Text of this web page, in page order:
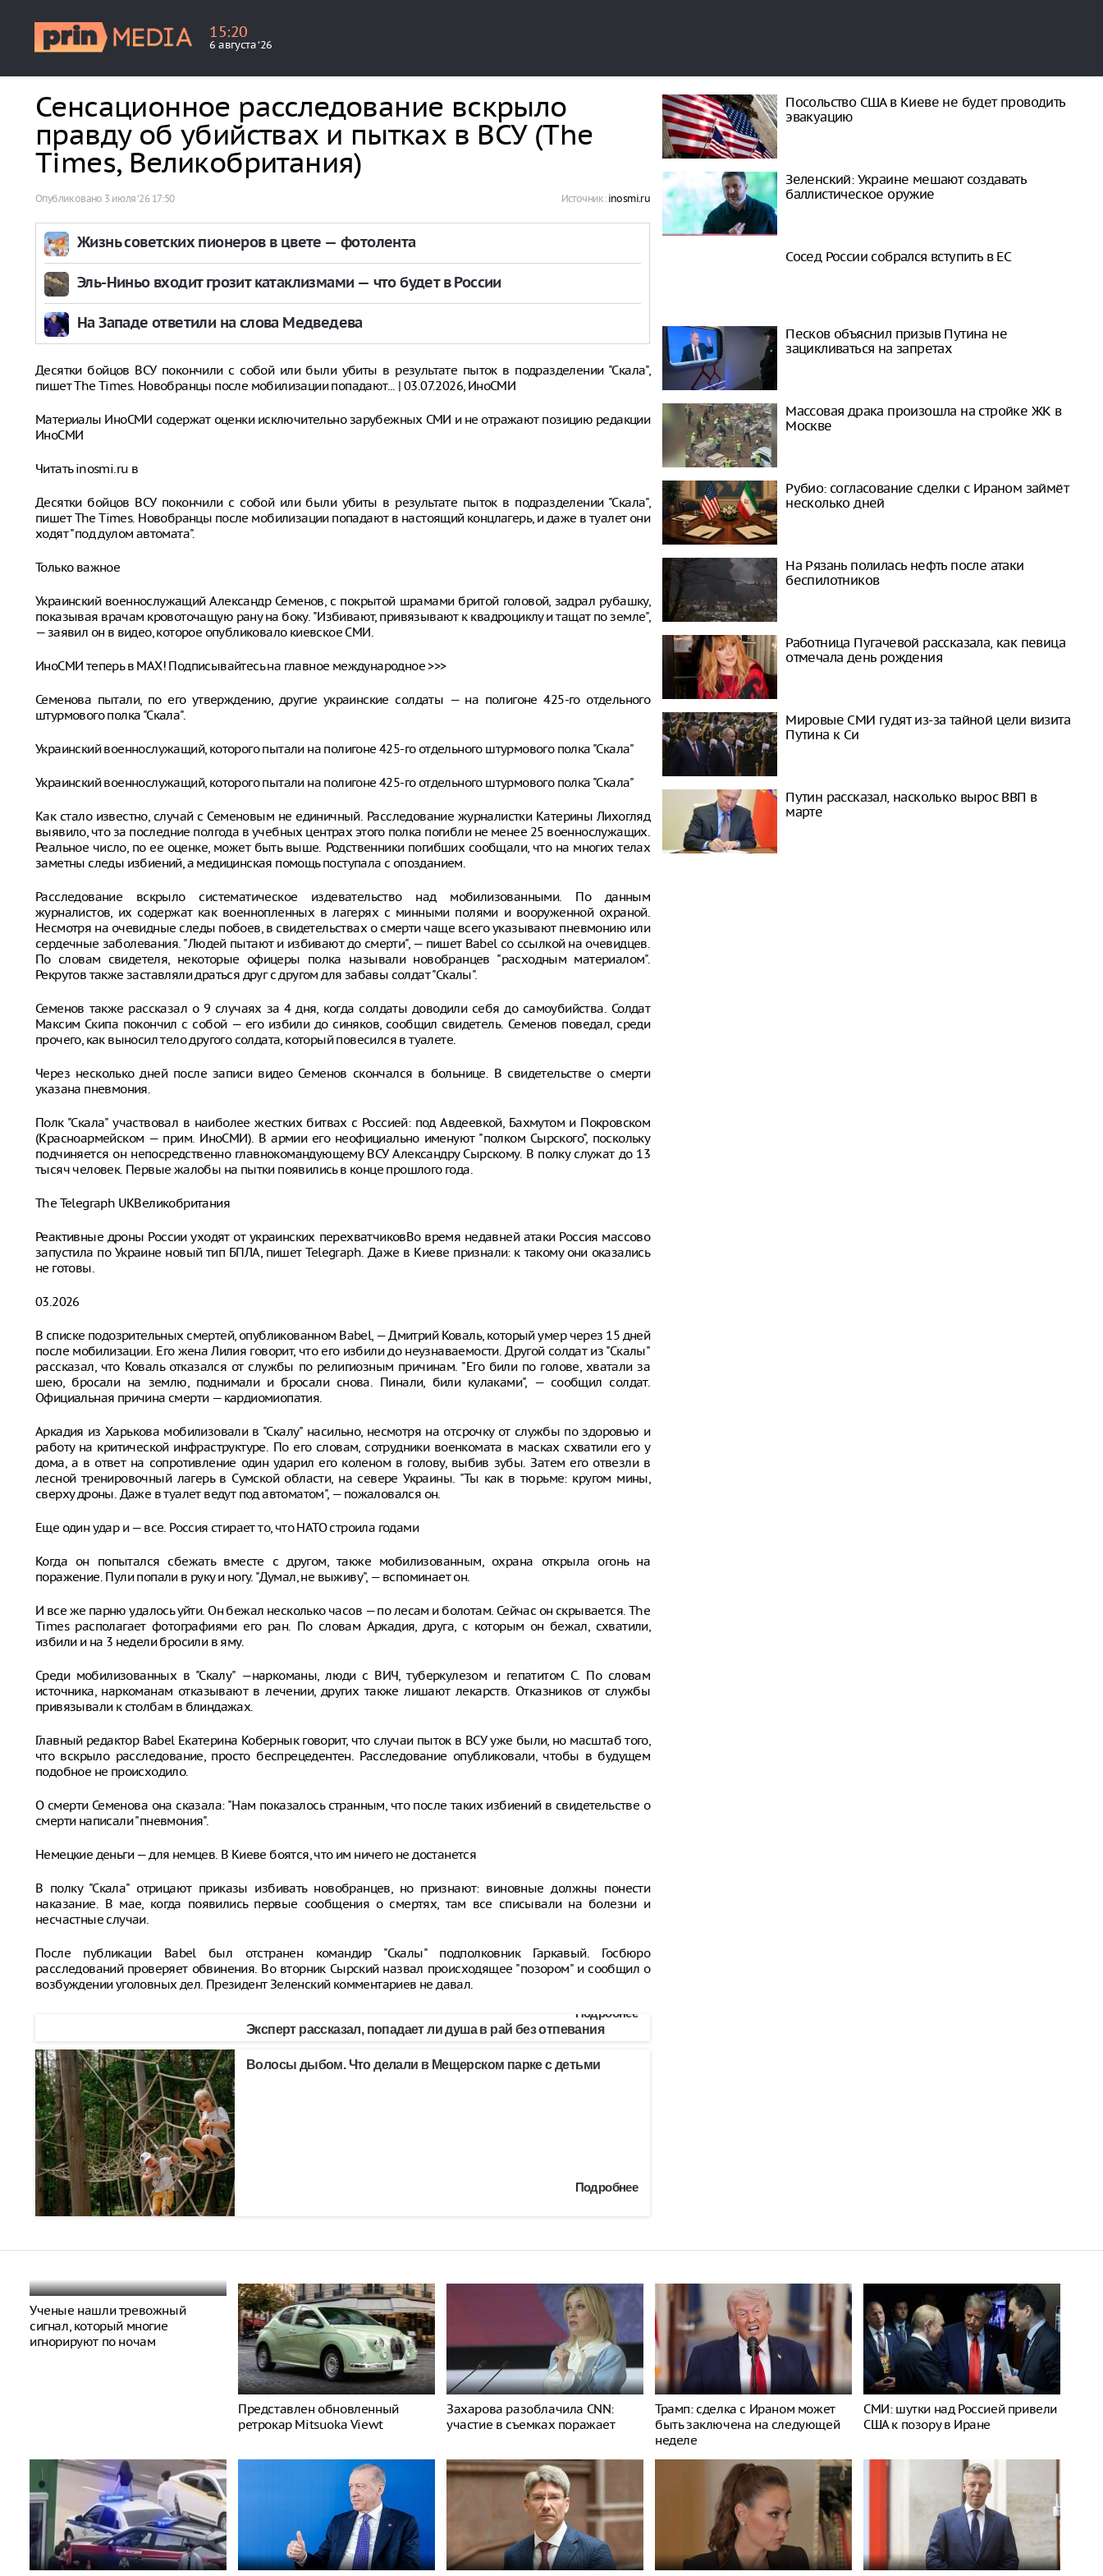
15:20
6 августа ‘26
Сенсационное расследование вскрыло
правду об убийствах и пытках в ВСУ (The
Times, Великобритания)
Опубликовано 3 июля ‘26 17:50 Источник: inosmi.ru
Жизнь советских пионеров в цвете — фотолента
Эль-Ниньо входит грозит катаклизмами — что будет в России
На Западе ответили на слова Медведева
Десятки бойцов ВСУ покончили с собой или были убиты в результате пыток в подразделении "Скала",
пишет The Times. Новобранцы после мобилизации попадают... | 03.07.2026, ИноСМИ
Материалы ИноСМИ содержат оценки исключительно зарубежных СМИ и не отражают позицию редакции
ИноСМИ
Читать inosmi.ru в
Десятки бойцов ВСУ покончили с собой или были убиты в результате пыток в подразделении "Скала",
пишет The Times. Новобранцы после мобилизации попадают в настоящий концлагерь, и даже в туалет они
ходят "под дулом автомата".
Только важное
Украинский военнослужащий Александр Семенов, с покрытой шрамами бритой головой, задрал рубашку,
показывая врачам кровоточащую рану на боку. "Избивают, привязывают к квадроциклу и тащат по земле",
— заявил он в видео, которое опубликовало киевское СМИ.
ИноСМИ теперь в MAX! Подписывайтесь на главное международное >>>
Семенова пытали, по его утверждению, другие украинские солдаты — на полигоне 425-го отдельного
штурмового полка "Скала".
Украинский военнослужащий, которого пытали на полигоне 425-го отдельного штурмового полка "Скала"
Украинский военнослужащий, которого пытали на полигоне 425-го отдельного штурмового полка "Скала"
Как стало известно, случай с Семеновым не единичный. Расследование журналистки Катерины Лихогляд
выявило, что за последние полгода в учебных центрах этого полка погибли не менее 25 военнослужащих.
Реальное число, по ее оценке, может быть выше. Родственники погибших сообщали, что на многих телах
заметны следы избиений, а медицинская помощь поступала с опозданием.
Расследование вскрыло систематическое издевательство над мобилизованными. По данным
журналистов, их содержат как военнопленных в лагерях с минными полями и вооруженной охраной.
Несмотря на очевидные следы побоев, в свидетельствах о смерти чаще всего указывают пневмонию или
сердечные заболевания. "Людей пытают и избивают до смерти", — пишет Babel со ссылкой на очевидцев.
По словам свидетеля, некоторые офицеры полка называли новобранцев "расходным материалом".
Рекрутов также заставляли драться друг с другом для забавы солдат "Скалы".
Семенов также рассказал о 9 случаях за 4 дня, когда солдаты доводили себя до самоубийства. Солдат
Максим Скипа покончил с собой — его избили до синяков, сообщил свидетель. Семенов поведал, среди
прочего, как выносил тело другого солдата, который повесился в туалете.
Через несколько дней после записи видео Семенов скончался в больнице. В свидетельстве о смерти
указана пневмония.
Полк "Скала" участвовал в наиболее жестких битвах с Россией: под Авдеевкой, Бахмутом и Покровском
(Красноармейском — прим. ИноСМИ). В армии его неофициально именуют "полком Сырского", поскольку
подчиняется он непосредственно главнокомандующему ВСУ Александру Сырскому. В полку служат до 13
тысяч человек. Первые жалобы на пытки появились в конце прошлого года.
The Telegraph UKВеликобритания
Реактивные дроны России уходят от украинских перехватчиковВо время недавней атаки Россия массово
запустила по Украине новый тип БПЛА, пишет Telegraph. Даже в Киеве признали: к такому они оказались
не готовы.
03.2026
В списке подозрительных смертей, опубликованном Babel, — Дмитрий Коваль, который умер через 15 дней
после мобилизации. Его жена Лилия говорит, что его избили до неузнаваемости. Другой солдат из "Скалы"
рассказал, что Коваль отказался от службы по религиозным причинам. "Его били по голове, хватали за
шею, бросали на землю, поднимали и бросали снова. Пинали, били кулаками", — сообщил солдат.
Официальная причина смерти — кардиомиопатия.
Аркадия из Харькова мобилизовали в "Скалу" насильно, несмотря на отсрочку от службы по здоровью и
работу на критической инфраструктуре. По его словам, сотрудники военкомата в масках схватили его у
дома, а в ответ на сопротивление один ударил его коленом в голову, выбив зубы. Затем его отвезли в
лесной тренировочный лагерь в Сумской области, на севере Украины. "Ты как в тюрьме: кругом мины,
сверху дроны. Даже в туалет ведут под автоматом", — пожаловался он.
Еще один удар и — все. Россия стирает то, что НАТО строила годами
Когда он попытался сбежать вместе с другом, также мобилизованным, охрана открыла огонь на
поражение. Пули попали в руку и ногу. "Думал, не выживу", — вспоминает он.
И все же парню удалось уйти. Он бежал несколько часов — по лесам и болотам. Сейчас он скрывается. The
Times располагает фотографиями его ран. По словам Аркадия, друга, с которым он бежал, схватили,
избили и на 3 недели бросили в яму.
Среди мобилизованных в "Скалу" —наркоманы, люди с ВИЧ, туберкулезом и гепатитом С. По словам
источника, наркоманам отказывают в лечении, других также лишают лекарств. Отказников от службы
привязывали к столбам в блиндажах.
Главный редактор Babel Екатерина Кобернык говорит, что случаи пыток в ВСУ уже были, но масштаб того,
что вскрыло расследование, просто беспрецедентен. Расследование опубликовали, чтобы в будущем
подобное не происходило.
О смерти Семенова она сказала: "Нам показалось странным, что после таких избиений в свидетельстве о
смерти написали "пневмония".
Немецкие деньги — для немцев. В Киеве боятся, что им ничего не достанется
В полку "Скала" отрицают приказы избивать новобранцев, но признают: виновные должны понести
наказание. В мае, когда появились первые сообщения о смертях, там все списывали на болезни и
несчастные случаи.
После публикации Babel был отстранен командир "Скалы" подполковник Гаркавый. Госбюро
расследований проверяет обвинения. Во вторник Сырский назвал происходящее "позором" и сообщил о
возбуждении уголовных дел. Президент Зеленский комментариев не давал.
Эксперт рассказал, попадает ли душа в рай без отпевания
Подробнее
Волосы дыбом. Что делали в Мещерском парке с детьми
Подробнее
Посольство США в Киеве не будет проводить
эвакуацию
Зеленский: Украине мешают создавать
баллистическое оружие
Сосед России собрался вступить в ЕС
Песков объяснил призыв Путина не
зацикливаться на запретах
Массовая драка произошла на стройке ЖК в
Москве
Рубио: согласование сделки с Ираном займёт
несколько дней
На Рязань полилась нефть после атаки
беспилотников
Работница Пугачевой рассказала, как певица
отмечала день рождения
Мировые СМИ гудят из-за тайной цели визита
Путина к Си
Путин рассказал, насколько вырос ВВП в
марте
Ученые нашли тревожный
сигнал, который многие
игнорируют по ночам
Представлен обновленный
ретрокар Mitsuoka Viewt
Захарова разоблачила CNN:
участие в съемках поражает
Трамп: сделка с Ираном может
быть заключена на следующей
неделе
СМИ: шутки над Россией привели
США к позору в Иране